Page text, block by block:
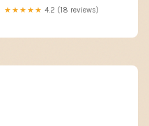
★★★★★ 4.2 (18 reviews)